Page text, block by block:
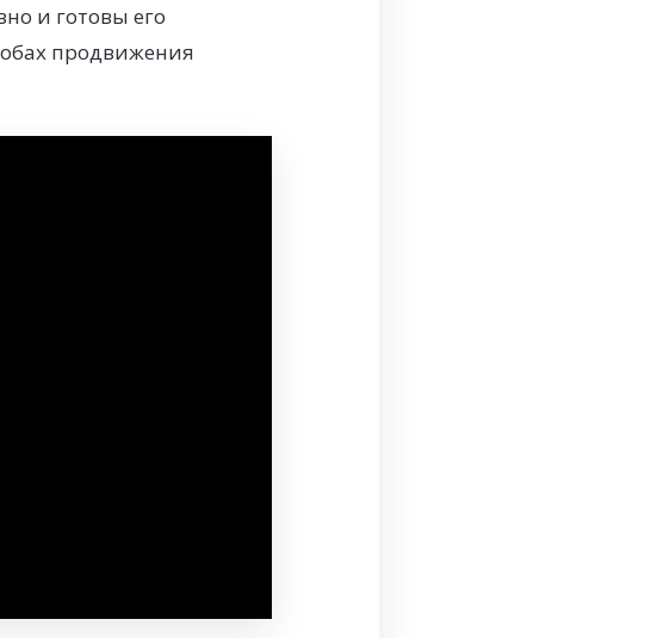
и готовы его
продвижения